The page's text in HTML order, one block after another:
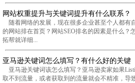
网站权重提升与关键词提升有什么联系？
随着网络的发展，现在很多企业甚至个人都有
的网站排在首页？网站SEO排名的因素是什么？
拓帮就详细...
亚马逊关键词怎么填写？有什么好的关键
亚马逊关键词该怎么填写？亚马逊卖家如果
取不到流量，或者获取到的流量就会不精准，导